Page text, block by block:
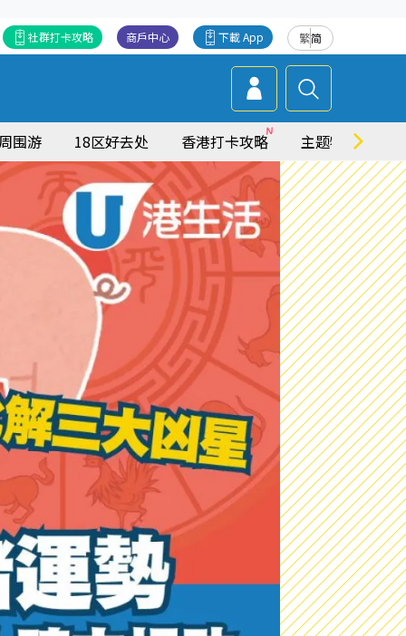
繁简
下載 App
商戶中心
社群打卡攻略
周围游 18区好去处 香港打卡攻略 主题特集